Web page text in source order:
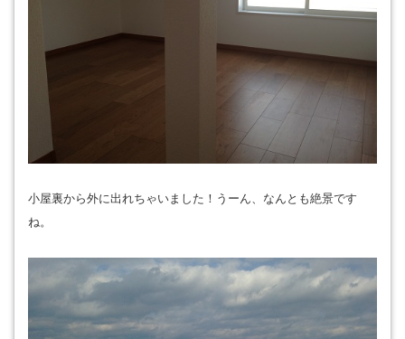
小屋裏から外に出れちゃいました！うーん、なんとも絶景です
ね。